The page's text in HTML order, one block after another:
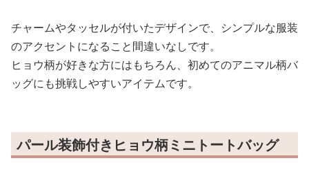
チャームやタッセルが付いたデザインで、シンプルな服装
のアクセントになること間違いなしです。
ヒョウ柄が好きな方にはもちろん、初めてのアニマル柄バ
ッグにも挑戦しやすいアイテムです。
パール装飾付きヒョウ柄ミニトートバッグ